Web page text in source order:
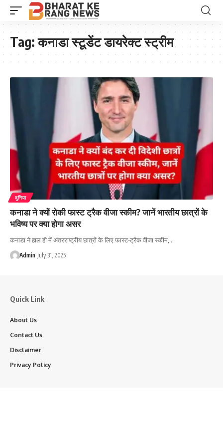
Tag:कनाडा स्टूडेंट डायरेक्ट स्ट्रीम
दुनिया
कनाडा ने क्यों रोकी फास्ट ट्रैक वीजा स्कीम? जानें भारतीय छात्रों के
भविष्य पर क्या होगा असर
कनाडा ने हाल ही में अंतरराष्ट्रीय छात्रों के लिए फास्ट-ट्रैक वीजा स्कीम,…
Admin July 31, 2025
Quick Link
About Us
Contact Us
Disclaimer
Privacy Policy